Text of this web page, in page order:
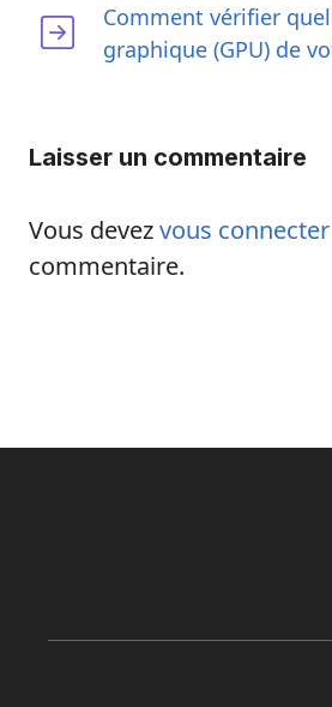
Comment vérifier
graphique (GPU) de
Laisser un commentaire
Vous devezvous connecter
commentaire.